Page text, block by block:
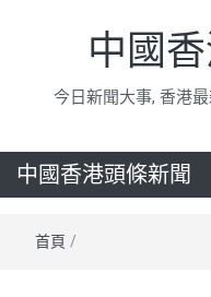
中國
今日新聞大事, 香港
中國香港頭條新聞
首頁 /